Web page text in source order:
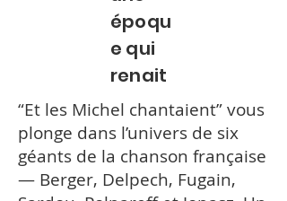
époqu
e qui
renait
“Et les Michel chantaient” vous
plonge dans l’univers de six
géants de la chanson française
— Berger, Delpech, Fugain,